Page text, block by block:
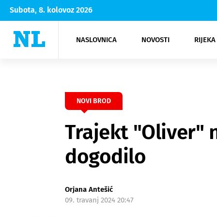
Subota, 8. kolovoz 2026
NASLOVNICA NOVOSTI
Rijeka Opatija
NK
Moda
Kultura
NOVI BROD
Trajekt "Oliver"
dogodilo
Orjana Antešić
09. travanj 2024 20:47